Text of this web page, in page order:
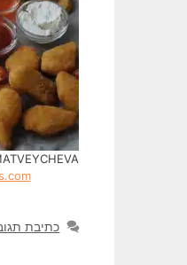
כתיבת